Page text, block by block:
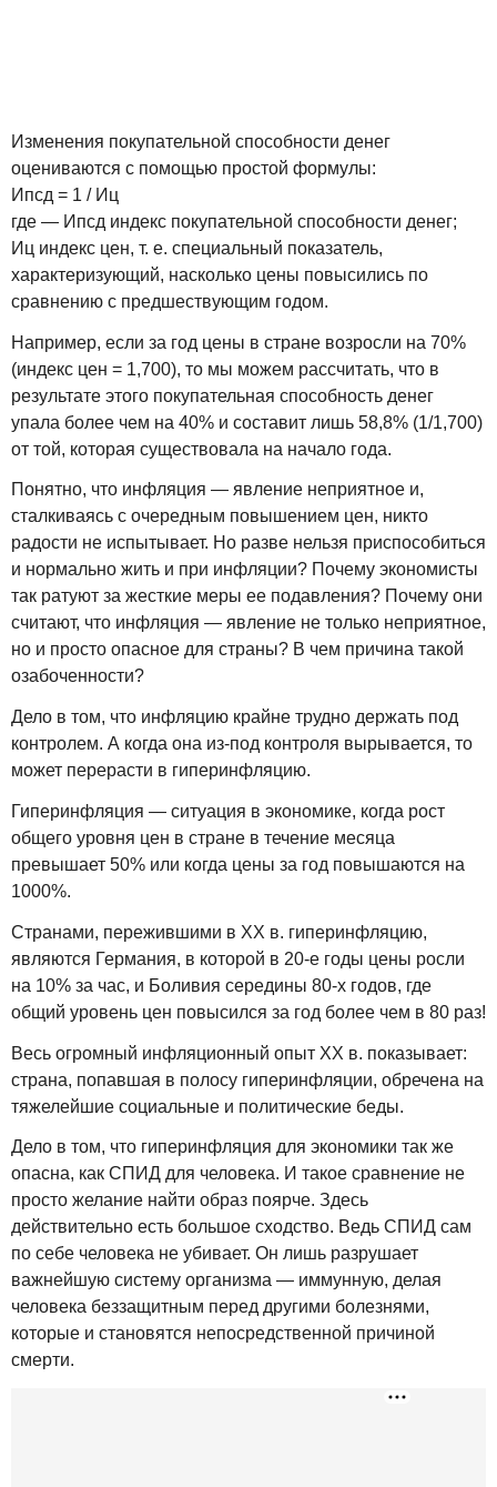
Изменения покупательной способности денег
оцениваются с помощью простой формулы:
Ипсд = 1 / Иц
где — Ипсд индекс покупательной способности денег;
Иц индекс цен, т. е. специальный показатель,
характеризующий, насколько цены повысились по
сравнению с предшествующим годом.
Например, если за год цены в стране возросли на 70%
(индекс цен = 1,700), то мы можем рассчитать, что в
результате этого покупательная способность денег
упала более чем на 40% и составит лишь 58,8% (1/1,700)
от той, которая существовала на начало года.
Понятно, что инфляция — явление неприятное и,
сталкиваясь с очередным повышением цен, никто
радости не испытывает. Но разве нельзя приспособиться
и нормально жить и при инфляции? Почему экономисты
так ратуют за жесткие меры ее подавления? Почему они
считают, что инфляция — явление не только неприятное,
но и просто опасное для страны? В чем причина такой
озабоченности?
Дело в том, что инфляцию крайне трудно держать под
контролем. А когда она из-под контроля вырывается, то
может перерасти в гиперинфляцию.
Гиперинфляция — ситуация в экономике, когда рост
общего уровня цен в стране в течение месяца
превышает 50% или когда цены за год повышаются на
1000%.
Странами, пережившими в XX в. гиперинфляцию,
являются Германия, в которой в 20-е годы цены росли
на 10% за час, и Боливия середины 80-х годов, где
общий уровень цен повысился за год более чем в 80 раз!
Весь огромный инфляционный опыт XX в. показывает:
страна, попавшая в полосу гиперинфляции, обречена на
тяжелейшие социальные и политические беды.
Дело в том, что гиперинфляция для экономики так же
опасна, как СПИД для человека. И такое сравнение не
просто желание найти образ поярче. Здесь
действительно есть большое сходство. Ведь СПИД сам
по себе человека не убивает. Он лишь разрушает
важнейшую систему организма — иммунную, делая
человека беззащитным перед другими болезнями,
которые и становятся непосредственной причиной
смерти.